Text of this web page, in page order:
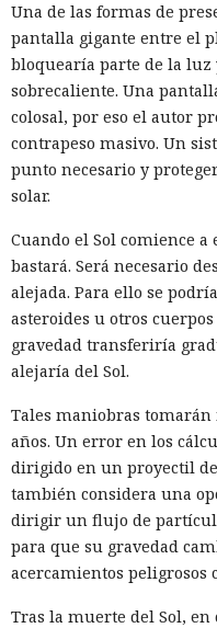
Entre 2019 y 2022 el
autorización para
licencias de las filiales
China Unicom. Sin
las empresas a
datos o cortar conexiones
El comité
haber dado a estructuras
tráfico sensible, ayudar a
crear condiciones para
presenta pruebas directas
de los operadores en
Los autores prestaron
Typhoon, que se reveló
empresas de
International apareció al
grupos de direcciones que
los atacantes.
El comité no afirma que
operación o ayudara a los
enrutamiento solo
Una de las formas de
pantalla gigante entre el
bloquearía parte de la
sobrecaliente. Una
colosal, por eso el autor
contrapeso masivo. Un
punto necesario y
solar.
Cuando el Sol comience
bastará. Será necesario
alejada. Para ello se
asteroides u otros
gravedad transferiría
alejaría del Sol.
Tales maniobras
años. Un error en los
dirigido en un proyectil
también considera una
dirigir un flujo de
para que su gravedad
acercamientos peligrosos
Tras la muerte del Sol,